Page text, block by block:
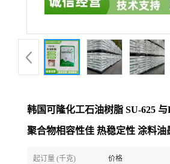
韩国可隆化工石油树脂 SU-625
聚合物相容性佳 热稳定性 涂料油
起订量 (千克) 价格